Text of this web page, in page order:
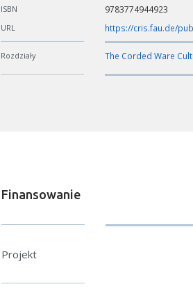
ISBN 9783774944923
URL https://cris.fau.de/
Rozdziały The Corded Ware
Finansowanie
Projekt